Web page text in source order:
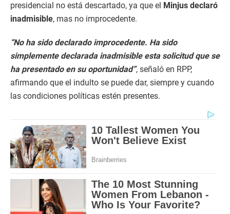
presidencial no está descartado, ya que el Minjus declaró
inadmisible, mas no improcedente.
“No ha sido declarado improcedente. Ha sido
simplemente declarada inadmisible esta solicitud que se
ha presentado en su oportunidad”, señaló en RPP,
afirmando que el indulto se puede dar, siempre y cuando
las condiciones políticas estén presentes.